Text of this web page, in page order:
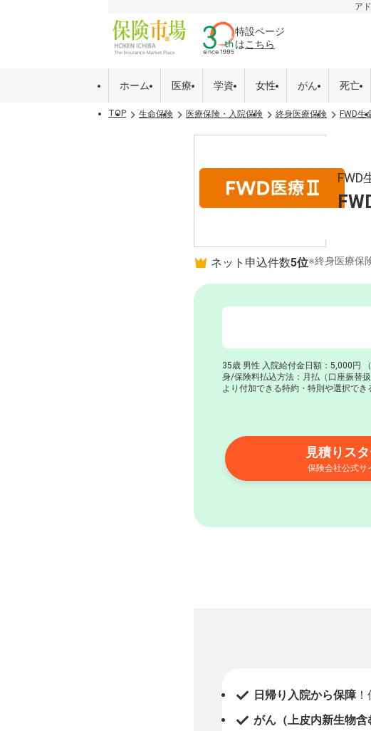
ア
特設ページ
はこちら
ホーム 医療 学資 女性 がん 死亡
TOP 生命保険 医療保険・入院保険 終身医療保険 FWD生
FWD
ネット申込件数5位※終身医療保
35歳 男性 入院給付金日額：5,000円
身/保険料払込方法：月払（口座振替
より付加できる特約・特則や選択で
見積りス
保険会社公式サ
日帰り入院から保障
がん（上皮内新生物含